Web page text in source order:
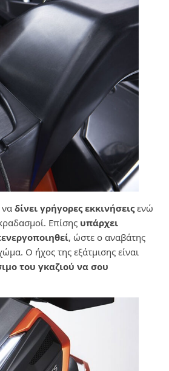
να δίνει γρήγορες εκκινήσειςενώ
Επίσης υπάρχει
, ώστε ο αναβάτης
Ο ήχος της εξάτμισης είναι
του γκαζιού να σου